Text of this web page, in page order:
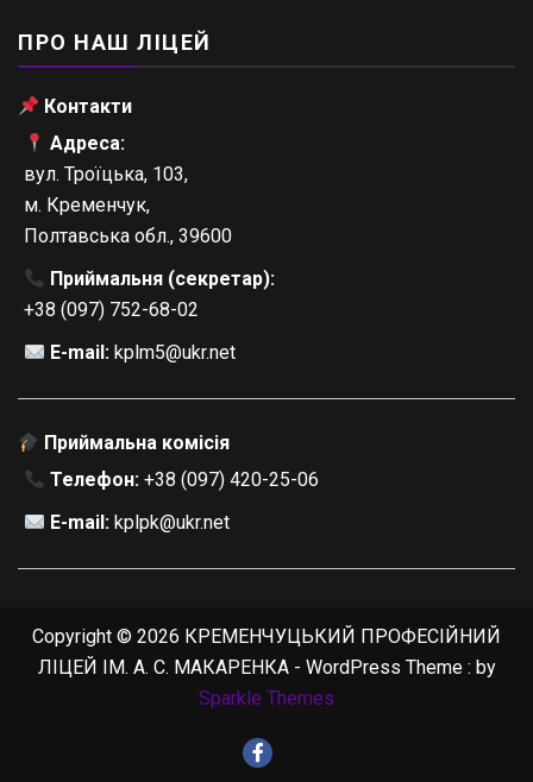
ПРО НАШ ЛІЦЕЙ
Контакти
Адреса:
вул. Троїцька, 103,
м. Кременчук,
Полтавська обл., 39600
Приймальня (секретар):
+38 (097) 752-68-02
E-mail: kplm5@ukr.net
Приймальна комісія
Телефон: +38 (097) 420-25-06
E-mail: kplpk@ukr.net
Copyright © 2026 КРЕМЕНЧУЦЬКИЙ ПРОФЕСІЙНИЙ
ЛІЦЕЙ ІМ. А. С. МАКАРЕНКА - WordPress Theme : by
Sparkle Themes